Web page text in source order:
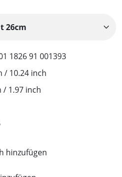
1826 91 001393
/ 10.24 inch
/ 1.97 inch
hinzufügen